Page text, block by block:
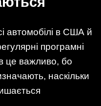
автомобілі в США й
програмні
це важливо, бо
наскільки